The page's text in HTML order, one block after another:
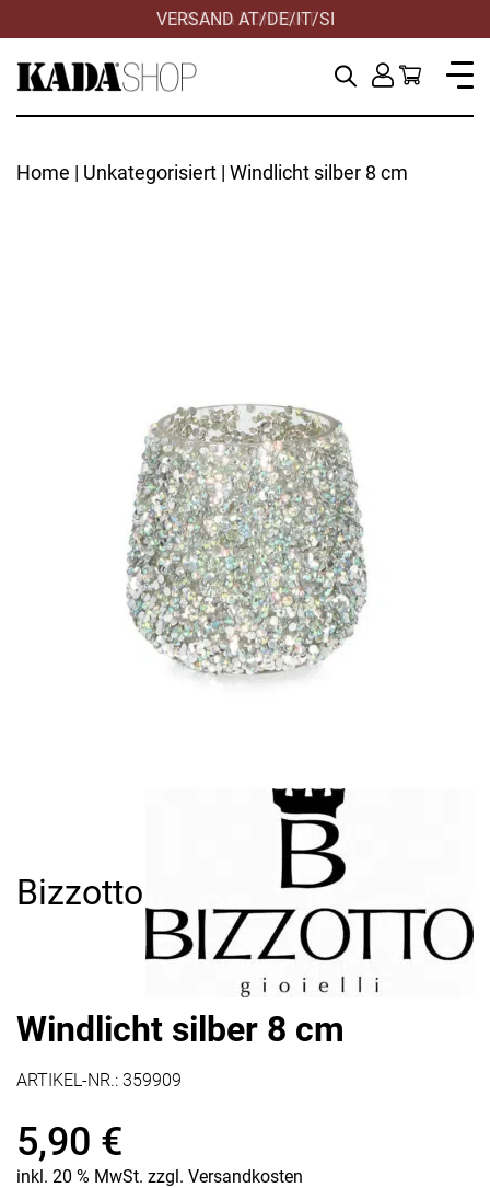
HILFE & KONTAKT
VERSAND AT/DE/IT/SI
Home | Unkategorisiert | Windlicht silber 8 cm
Bizzotto
Windlicht silber 8 cm
ARTIKEL-NR.: 359909
5,90 €
inkl. 20 % MwSt. zzgl. Versandkosten